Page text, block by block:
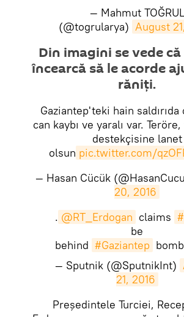
— Mahmut TOĞRUL
(@togrularya) August
​​Din imagini se vede
încearcă să le acorde
răniți.
Gaziantep'teki hain saldırıda
can kaybı ve yaralı var.
destekçisine lanet
olsun pic.twitter.com/
— Hasan Cücük
20, 2016
. @RT_Erdogan claims
be
behind #Gaziantep
— Sputnik (@SputnikInt)
21, 2016
​​Președintele Turciei,